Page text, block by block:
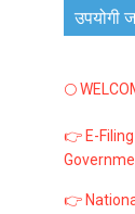
उपयोगी
🌕
👉 E-
👉